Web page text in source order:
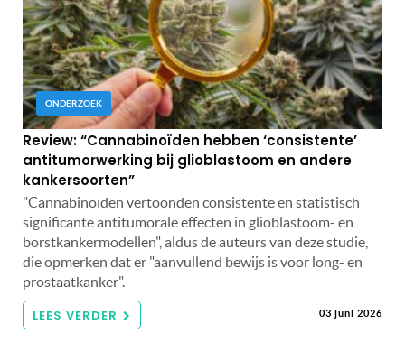
ONDERZOEK
Review: “Cannabinoïden hebben ‘consistente’
antitumorwerking bij glioblastoom en andere
kankersoorten”
"Cannabinoïden vertoonden consistente en statistisch
significante antitumorale effecten in glioblastoom- en
borstkankermodellen", aldus de auteurs van deze studie,
die opmerken dat er "aanvullend bewijs is voor long- en
prostaatkanker".
LEES VERDER 03 juni 2026